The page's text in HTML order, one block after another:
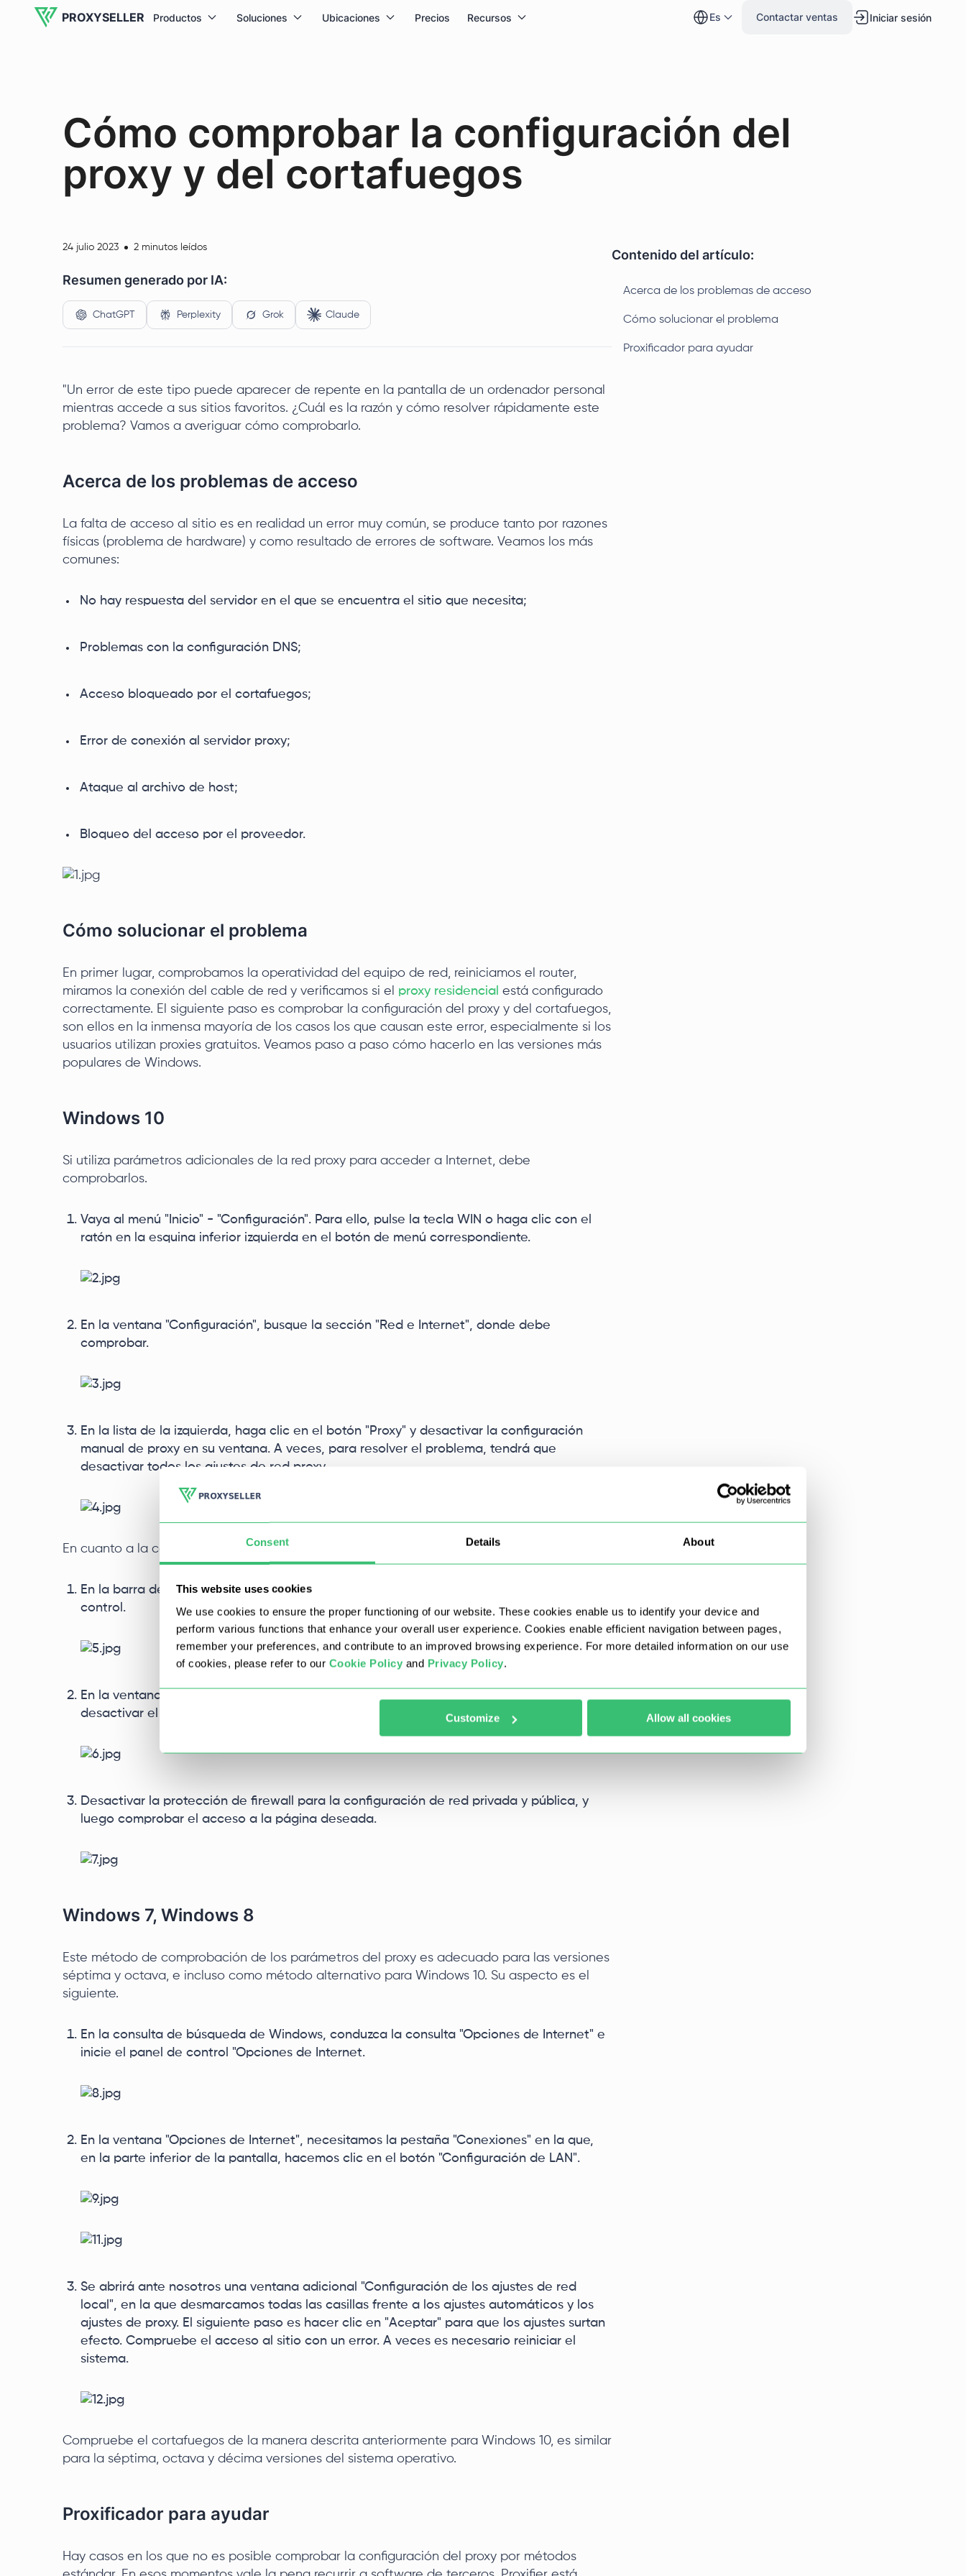
Consent Details About
This website uses cookies
We use cookies to ensure the proper functioning of our website. These cookies enable us to identify your device and
perform various functions that enhance your overall user experience. Cookies enable efficient navigation between pages,
remember your preferences, and contribute to an improved browsing experience. For more detailed information on our use
of cookies, please refer to our Cookie Policy and Privacy Policy.
Customize Allow all cookies
PROXYSELLER Productos Soluciones Ubicaciones Precios Recursos es Contactar ventas Iniciar sesión
Cómo comprobar la configuración del
proxy y del cortafuegos
24 julio 2023 2 minutos leídos
Resumen generado por IA:
ChatGPT Perplexity Grok Claude
"Un error de este tipo puede aparecer de repente en la pantalla de un ordenador personal
mientras accede a sus sitios favoritos. ¿Cuál es la razón y cómo resolver rápidamente este
problema? Vamos a averiguar cómo comprobarlo.
Acerca de los problemas de acceso
La falta de acceso al sitio es en realidad un error muy común, se produce tanto por razones
físicas (problema de hardware) y como resultado de errores de software. Veamos los más
comunes:
No hay respuesta del servidor en el que se encuentra el sitio que necesita;
Problemas con la configuración DNS;
Acceso bloqueado por el cortafuegos;
Error de conexión al servidor proxy;
Ataque al archivo de host;
Bloqueo del acceso por el proveedor.
Cómo solucionar el problema
En primer lugar, comprobamos la operatividad del equipo de red, reiniciamos el router,
miramos la conexión del cable de red y verificamos si el proxy residencial está configurado
correctamente. El siguiente paso es comprobar la configuración del proxy y del cortafuegos,
son ellos en la inmensa mayoría de los casos los que causan este error, especialmente si los
usuarios utilizan proxies gratuitos. Veamos paso a paso cómo hacerlo en las versiones más
populares de Windows.
Windows 10
Si utiliza parámetros adicionales de la red proxy para acceder a Internet, debe
comprobarlos.
Vaya al menú "Inicio" - "Configuración". Para ello, pulse la tecla WIN o haga clic con el
ratón en la esquina inferior izquierda en el botón de menú correspondiente.
En la ventana "Configuración", busque la sección "Red e Internet", donde debe
comprobar.
En la lista de la izquierda, haga clic en el botón "Proxy" y desactivar la configuración
manual de proxy en su ventana. A veces, para resolver el problema, tendrá que
desactivar todos los ajustes de red proxy.
En cuanto a la comprobación del servidor de seguridad, el procedimiento se parece a esto.
En la barra de búsqueda, introduzca la consulta "firewall" e inicie la aplicación panel de
control.
En la ventana de la aplicación a la izquierda, haga clic en el enlace "Activar o
desactivar el Firewall de Windows Defender".
Desactivar la protección de firewall para la configuración de red privada y pública, y
luego comprobar el acceso a la página deseada.
Windows 7, Windows 8
Este método de comprobación de los parámetros del proxy es adecuado para las versiones
séptima y octava, e incluso como método alternativo para Windows 10. Su aspecto es el
siguiente.
En la consulta de búsqueda de Windows, conduzca la consulta "Opciones de Internet" e
inicie el panel de control "Opciones de Internet.
En la ventana "Opciones de Internet", necesitamos la pestaña "Conexiones" en la que,
en la parte inferior de la pantalla, hacemos clic en el botón "Configuración de LAN".
Se abrirá ante nosotros una ventana adicional "Configuración de los ajustes de red
local", en la que desmarcamos todas las casillas frente a los ajustes automáticos y los
ajustes de proxy. El siguiente paso es hacer clic en "Aceptar" para que los ajustes surtan
efecto. Compruebe el acceso al sitio con un error. A veces es necesario reiniciar el
sistema.
Compruebe el cortafuegos de la manera descrita anteriormente para Windows 10, es similar
para la séptima, octava y décima versiones del sistema operativo.
Proxificador para ayudar
Hay casos en los que no es posible comprobar la configuración del proxy por métodos
Contenido del artículo:
Acerca de los problemas de acceso
Cómo solucionar el problema
Proxificador para ayudar